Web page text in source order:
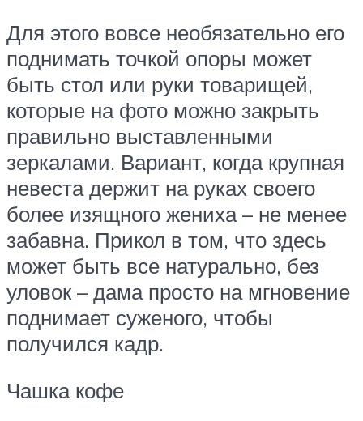
Для этого вовсе необязательно его
поднимать точкой опоры может
быть стол или руки товарищей,
которые на фото можно закрыть
правильно выставленными
зеркалами. Вариант, когда крупная
невеста держит на руках своего
более изящного жениха – не менее
забавна. Прикол в том, что здесь
может быть все натурально, без
уловок – дама просто на мгновение
поднимает суженого, чтобы
получился кадр.
Чашка кофе